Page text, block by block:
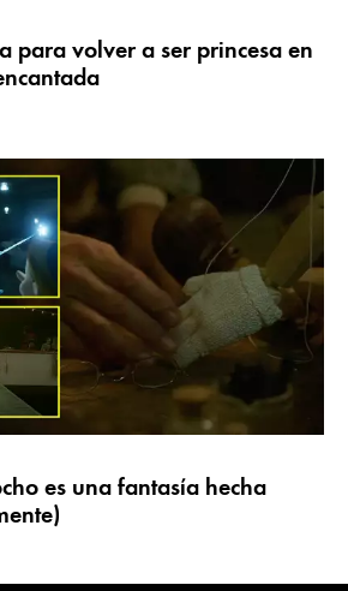
para volver a ser princesa en
es una fantasía hecha